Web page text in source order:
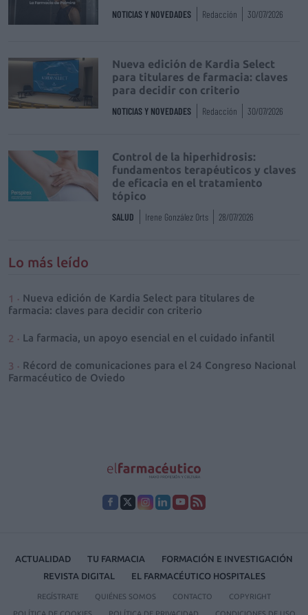
NOTICIAS Y NOVEDADES Redacción 30/07/2026
Nueva edición de Kardia Select
para titulares de farmacia: claves
para decidir con criterio
NOTICIAS Y NOVEDADES Redacción 30/07/2026
Control de la hiperhidrosis:
fundamentos terapéuticos y claves
de eficacia en el tratamiento
tópico
SALUD Irene González Orts 28/07/2026
Lo más leído
Nueva edición de Kardia Select para titulares de
farmacia: claves para decidir con criterio
La farmacia, un apoyo esencial en el cuidado infantil
Récord de comunicaciones para el 24 Congreso Nacional
Farmacéutico de Oviedo
ACTUALIDAD TU FARMACIA
FORMACIÓN E INVESTIGACIÓN
REVISTA DIGITAL
EL FARMACÉUTICO HOSPITALES
REGÍSTRATE QUIÉNES SOMOS CONTACTO COPYRIGHT